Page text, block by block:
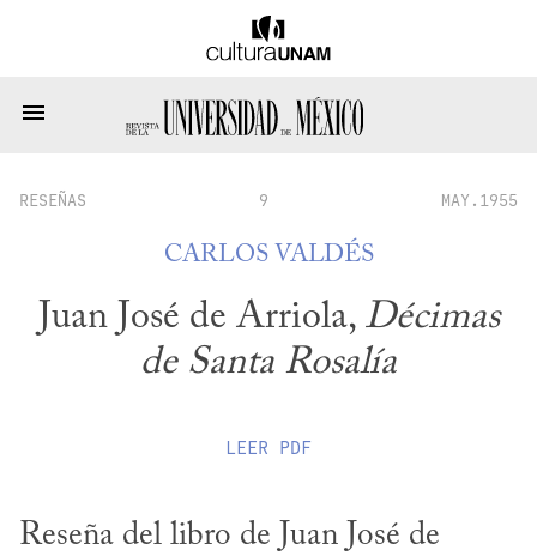
RESEÑAS 9 MAY.1955
CARLOS VALDÉS
Juan José de Arriola, Décimas
de Santa Rosalía
LEER PDF
Reseña del libro de Juan José de